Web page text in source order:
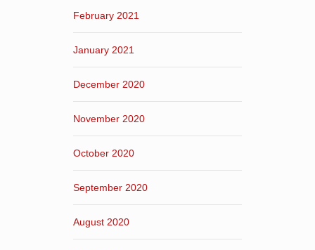
February 2021
January 2021
December 2020
November 2020
October 2020
September 2020
August 2020